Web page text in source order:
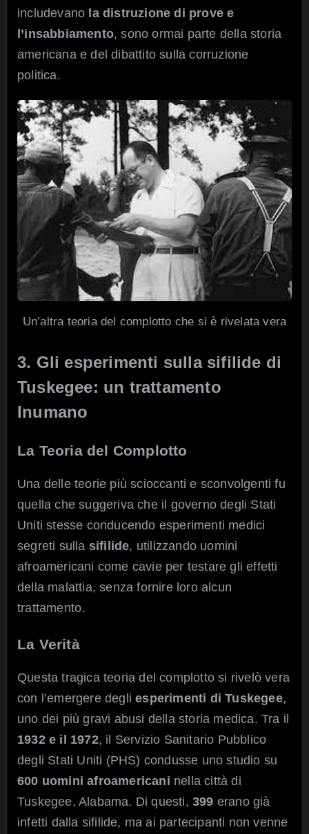
includevano la distruzione di prove e
l’insabbiamento, sono ormai parte della storia
americana e del dibattito sulla corruzione
politica.
Un’altra teoria del complotto che si è rivelata vera
3. Gli esperimenti sulla sifilide di
Tuskegee: un trattamento
Inumano
La Teoria del Complotto
Una delle teorie più scioccanti e sconvolgenti fu
quella che suggeriva che il governo degli Stati
Uniti stesse conducendo esperimenti medici
segreti sulla sifilide, utilizzando uomini
afroamericani come cavie per testare gli effetti
della malattia, senza fornire loro alcun
trattamento.
La Verità
Questa tragica teoria del complotto si rivelò vera
con l’emergere degliesperimenti di Tuskegee,
uno dei più gravi abusi della storia medica. Tra il
1932 e il 1972, il Servizio Sanitario Pubblico
degli Stati Uniti (PHS) condusse uno studio su
600 uomini afroamericani nella città di
Tuskegee, Alabama. Di questi, 399 erano già
infetti dalla sifilide, ma ai partecipanti non venne